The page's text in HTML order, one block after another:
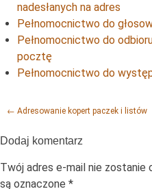
nadesłanych na adres
Pełnomocnictwo do
Pełnomocnictwo do
pocztę
Pełnomocnictwo do
Post navigation
← Adresowanie kopert paczek i listów
Dodaj komentarz
Twój adres e-mail nie zostanie
są oznaczone *